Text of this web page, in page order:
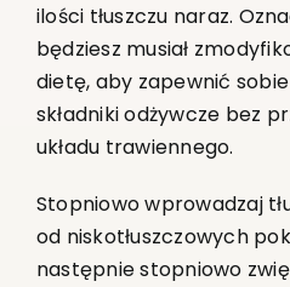
ilości tłuszczu naraz.
będziesz musiał
dietę, aby zapewnić
składniki odżywcze bez
układu trawiennego.
Stopniowo wprowadzaj
od niskotłuszczowych
następnie stopniowo